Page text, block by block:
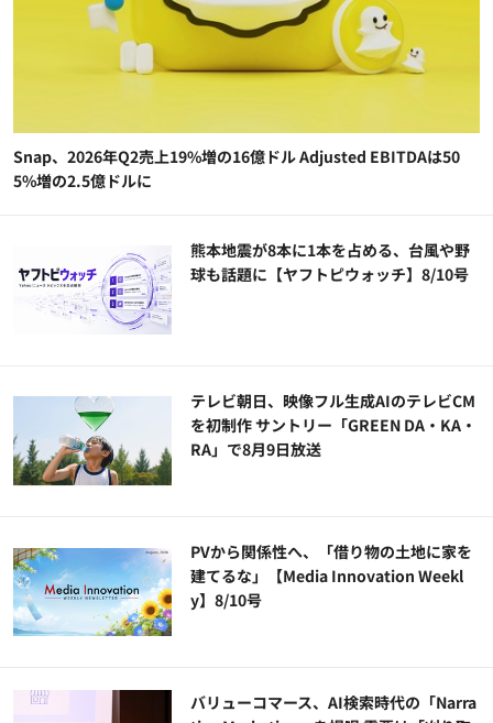
Snap、2026年Q2売上19%増の16億ドル Adjusted EBITDAは50
5%増の2.5億ドルに
熊本地震が8本に1本を占める、台風や野
球も話題に【ヤフトピウォッチ】8/10号
テレビ朝日、映像フル生成AIのテレビCM
を初制作 サントリー「GREEN DA・KA・
RA」で8月9日放送
PVから関係性へ、「借り物の土地に家を
建てるな」【Media Innovation Weekl
y】8/10号
バリューコマース、AI検索時代の「Narra